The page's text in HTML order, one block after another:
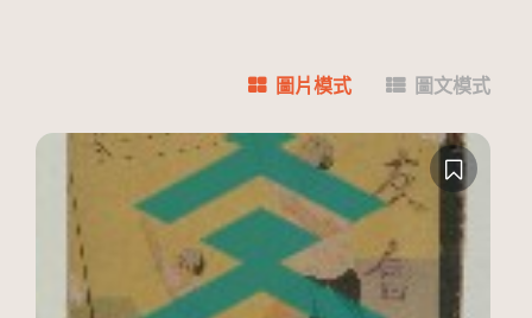
圖片模式 圖文模式